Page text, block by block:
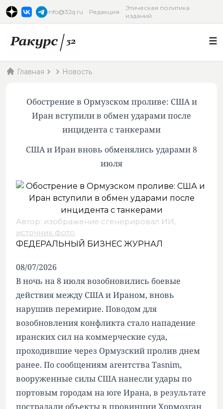
info@32q.ru Редакция
Этическая политика
изданий
Главная Новость
Обострение в Ормузском проливе: США и
Иран вступили в обмен ударами после
инцидента с танкерами
США и Иран вновь обменялись ударами 8
июля
Автор: изображение сгенерировал ИИ,
источник фото.
ФЕДЕРАЛЬНЫЙ БИЗНЕС ЖУРНАЛ
08/07/2026
В ночь на 8 июля возобновились боевые
действия между США и Ираном, вновь
нарушив перемирие. Поводом для
возобновления конфликта стало нападение
иранских сил на коммерческие суда,
проходившие через Ормузский пролив днем
ранее. По сообщениям агентства Tasnim,
вооруженные силы США нанесли удары по
портовым городам на юге Ирана, в результате
пострадали объекты в провинции Хормозган